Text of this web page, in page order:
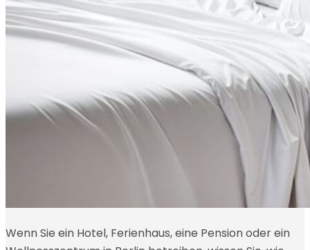
Wenn Sie ein Hotel, Ferienhaus, eine Pension oder ein